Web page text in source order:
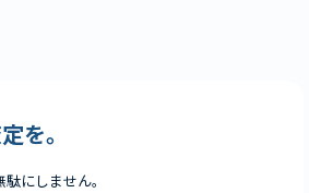
を。
にしません。